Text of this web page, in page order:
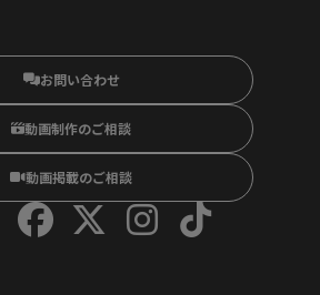
お問い合わせ
動画制作のご相談
動画掲載のご相談